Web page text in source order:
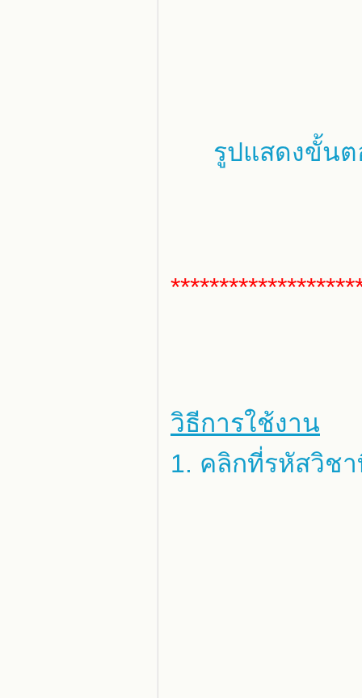
รูปแสดงขั้นต
วิธีการใช้งาน
1. คลิกที่รหัสวิช